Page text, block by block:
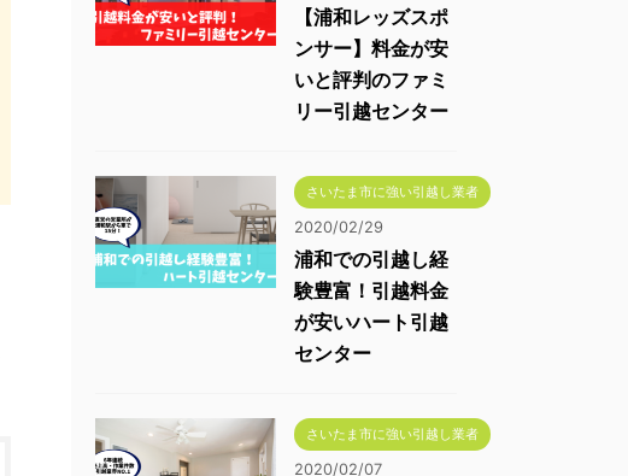
【浦和レッズスポ
ンサー】料金が安
いと評判のファミ
リー引越センター
さいたま市に強い引越し業者
2020/02/29
浦和での引越し経
験豊富！引越料金
が安いハート引越
センター
さいたま市に強い引越し業者
2020/02/07